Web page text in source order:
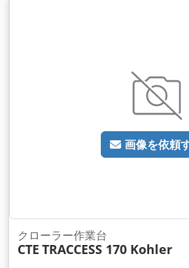
画像を依頼
クローラー作業台
CTE TRACCESS 170 Kohler